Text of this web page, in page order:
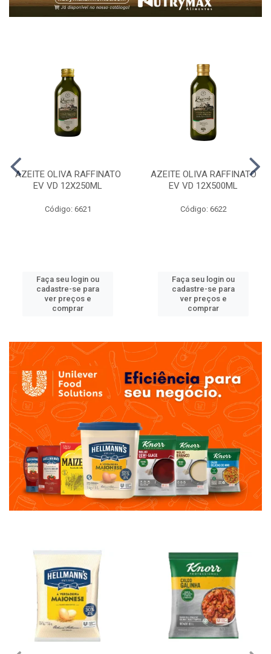
AZEITE OLIVA RAFFINATO
EV VD 12X250ML
Código: 6621
Faça seu login ou
cadastre-se para
ver preços e
comprar
AZEITE OLIVA RAFFINATO
EV VD 12X500ML
Código: 6622
Faça seu login ou
cadastre-se para
ver preços e
comprar